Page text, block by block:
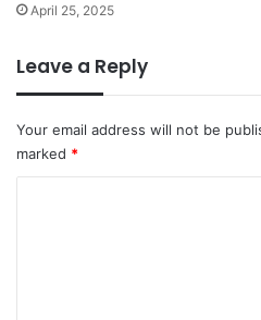
April 25, 2025
Leave a Reply
Your email address will not be
marked *